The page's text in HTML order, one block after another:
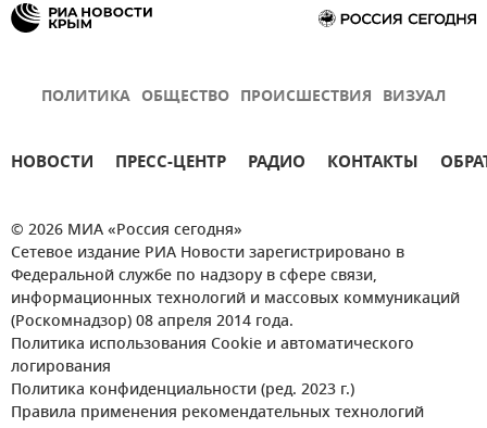
ПОЛИТИКА ОБЩЕСТВО ПРОИСШЕСТВИЯ ВИЗУАЛ
НОВОСТИ ПРЕСС-ЦЕНТР РАДИО КОНТАКТЫ
© 2026 МИА «Россия сегодня»
Сетевое издание РИА Новости зарегистрировано в
Федеральной службе по надзору в сфере связи,
информационных технологий и массовых коммуникаций
(Роскомнадзор) 08 апреля 2014 года.
Политика использования Cookie и автоматического
логирования
Политика конфиденциальности (ред. 2023 г.)
Правила применения рекомендательных технологий